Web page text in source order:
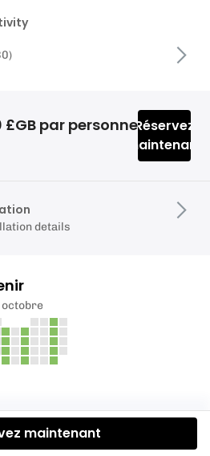
the beautiful coastline of
)
£GB par personneRéservez
maintenant
details
octobre
maintenant